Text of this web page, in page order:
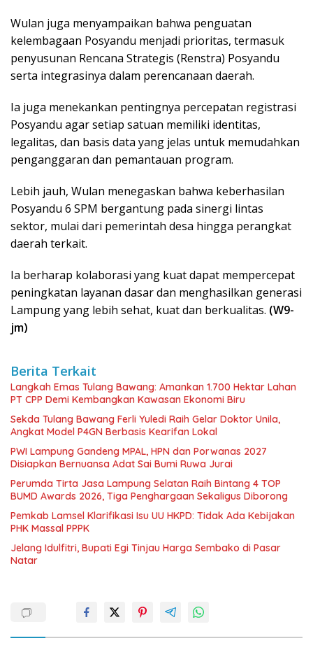
Wulan juga menyampaikan bahwa penguatan
kelembagaan Posyandu menjadi prioritas, termasuk
penyusunan Rencana Strategis (Renstra) Posyandu
serta integrasinya dalam perencanaan daerah.
Ia juga menekankan pentingnya percepatan registrasi
Posyandu agar setiap satuan memiliki identitas,
legalitas, dan basis data yang jelas untuk memudahkan
penganggaran dan pemantauan program.
Lebih jauh, Wulan menegaskan bahwa keberhasilan
Posyandu 6 SPM bergantung pada sinergi lintas
sektor, mulai dari pemerintah desa hingga perangkat
daerah terkait.
Ia berharap kolaborasi yang kuat dapat mempercepat
peningkatan layanan dasar dan menghasilkan generasi
Lampung yang lebih sehat, kuat dan berkualitas. (W9-
jm)
Berita Terkait
Langkah Emas Tulang Bawang: Amankan 1.700 Hektar Lahan
PT CPP Demi Kembangkan Kawasan Ekonomi Biru
Sekda Tulang Bawang Ferli Yuledi Raih Gelar Doktor Unila,
Angkat Model P4GN Berbasis Kearifan Lokal
PWI Lampung Gandeng MPAL, HPN dan Porwanas 2027
Disiapkan Bernuansa Adat Sai Bumi Ruwa Jurai
Perumda Tirta Jasa Lampung Selatan Raih Bintang 4 TOP
BUMD Awards 2026, Tiga Penghargaan Sekaligus Diborong
Pemkab Lamsel Klarifikasi Isu UU HKPD: Tidak Ada Kebijakan
PHK Massal PPPK
Jelang Idulfitri, Bupati Egi Tinjau Harga Sembako di Pasar
Natar